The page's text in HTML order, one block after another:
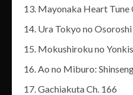
Mayonaka Heart Tune
Ura Tokyo no
Mokushiroku no
Ao no Miburo:
Gachiakuta Ch. 166